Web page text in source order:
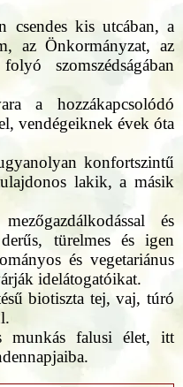
csendes kis utcában, a
az Önkormányzat, az
szomszédságában
a hozzákapcsolódó
vendégeiknek évek óta
konfortszintű
lakik, a másik
és
türelmes és igen
és vegetariánus
idelátogatóikat.
biotiszta tej, vaj, túró
munkás falusi élet, itt